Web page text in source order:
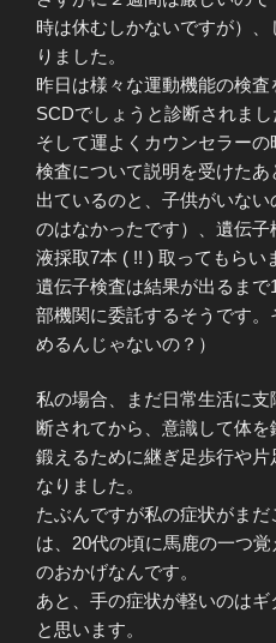
時は休むしかないですが）
りました。
昨日は様々な運動機能の検査
SCDでしょうと診断されまし
そして運よくカウンセラー
検査について説明を受けた
出ているのと、子供がいな
のはなかったです）、遺伝
液採取7本 ( !! ) 取ってもらい
遺伝子検査は結果が出るま
部機関に委託するそうです
めるんじゃないの？）
私の場合、まだ日常生活に
断されてから、意識して体
鍛えるために継ぎ足歩行や
なりました。
たぶんですが私の症状がま
は、20代の頃に馬鹿の一つ
のおかげなんです。
あと、手の症状が軽いのは
と思います。